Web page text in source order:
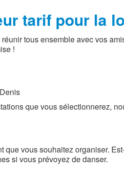
tarif pour la
tous ensemble avec vos
!
que vous sélectionnerez,
que vous souhaitez organiser.
si vous prévoyez de danser.